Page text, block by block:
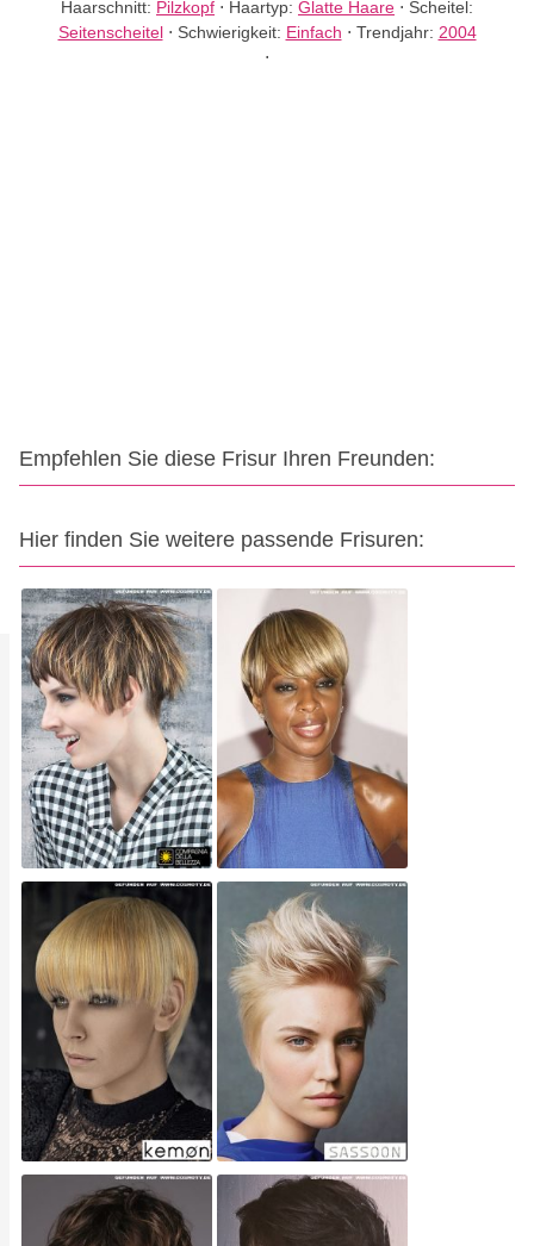
Haarschnitt: Pilzkopf ⋅ Haartyp: Glatte Haare ⋅ Scheitel:
Seitenscheitel⋅ Schwierigkeit: Einfach ⋅ Trendjahr: 2004
⋅
Empfehlen Sie diese Frisur Ihren Freunden:
Hier finden Sie weitere passende Frisuren: